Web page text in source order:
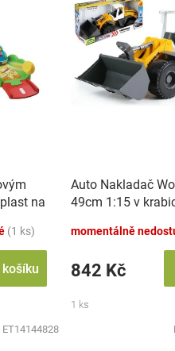
na
(1 ks)
košíku
ET14144828
Auto Nakladač
49cm 1:15 v
momentálně
842 Kč
1 ks